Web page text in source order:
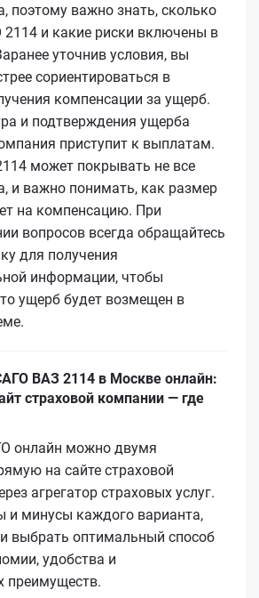
поэтому важно знать, сколько
2114 и какие риски включены в
уточнив условия, вы
сориентироваться в
компенсации за ущерб.
и подтверждения ущерба
приступит к выплатам.
может покрывать не все
и важно понимать, как размер
на компенсацию. При
вопросов всегда обращайтесь
для получения
информации, чтобы
ущерб будет возмещен в
ВАЗ 2114 в Москве онлайн:
страховой компании — где
онлайн можно двумя
на сайте страховой
агрегатор страховых услуг.
и минусы каждого варианта,
выбрать оптимальный способ
удобства и
преимуществ.